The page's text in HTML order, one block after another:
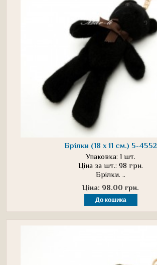
Брілки (18 х 11 см.) 5-4552
Упаковка: 1 шт.
Ціна за шт.: 98 грн.
Брілки. ..
Ціна: 98.00 грн.